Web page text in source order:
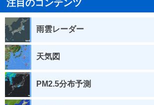
注目のコンテンツ
雨雲レーダー
天気図
PM2.5分布予測